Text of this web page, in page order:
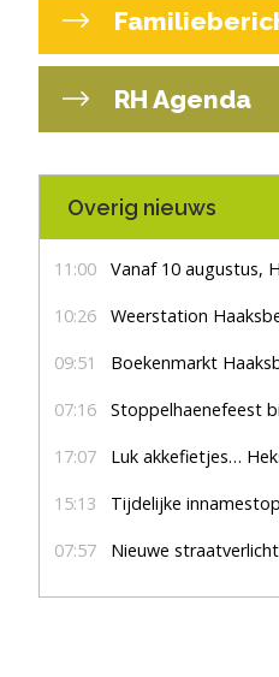
RH Agenda
Overig nieuws
11:00 Vanaf 10 augustus,
10:26 Weerstation
09:51 Boekenmarkt Haaksbergen
07:16 Stoppelhaenefeest bij
17:07 Luk akkefietjes…
15:13 Tijdelijke
07:57 Nieuwe straatverlichting